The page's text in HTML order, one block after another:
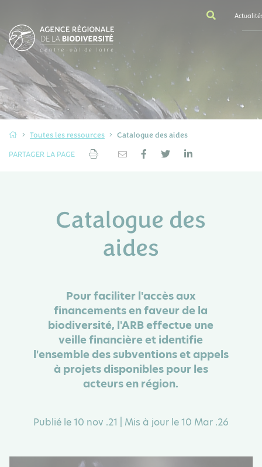
Toutes les ressources
Catalogue des aides
PARTAGER LA PAGE
Catalogue des
aides
Pour faciliter l'accès aux
financements en faveur de la
biodiversité, l'ARB effectue une
veille financière et identifie
l'ensemble des subventions et appels
à projets disponibles pour les
acteurs en région.
Publié le 10 nov .21 | Mis à jour le 10 Mar .26